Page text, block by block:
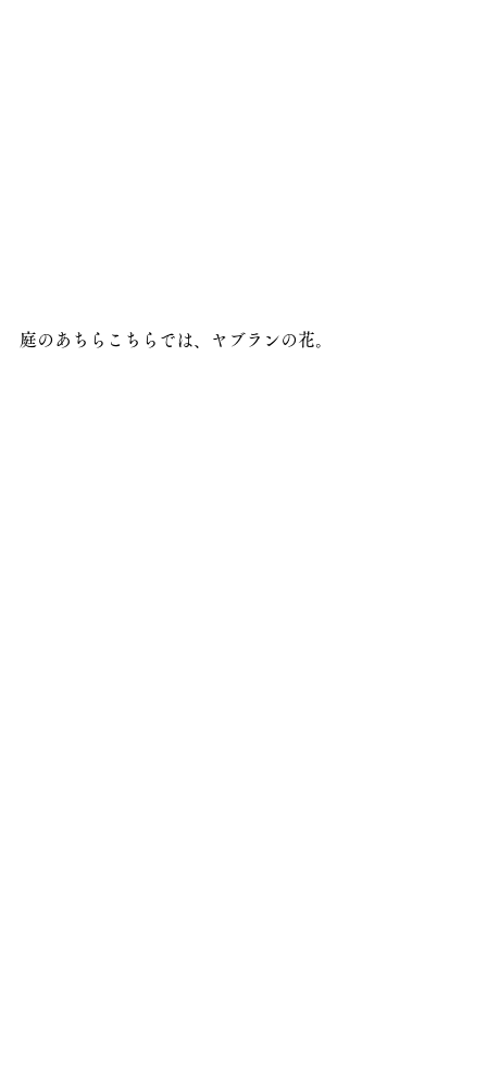
庭のあちらこちらでは、ヤブランの花。